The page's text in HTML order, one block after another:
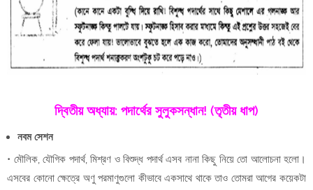
দ্বিতীয় অধ্যায়: পদার্থের সুলুকসন্ধান! (তৃতীয় ধাপ)
নবম সেশন
• মৌলিক, যৌগিক পদার্থ, মিশ্রণ ও বিশুদ্ধ পদার্থ এসব নানা কিছু নিয়ে তো আলোচনা হলো।
এসবের কোনো ক্ষেত্রে অণু পরমাণুগুলো কীভাবে একসাথে থাকে তাও তোমরা আগের কয়েকটা